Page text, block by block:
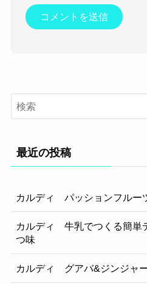
最近の投稿
カルディ パッションフルー
カルディ 牛乳でつくる簡
つ味
カルディ グアバ&ジンジャ